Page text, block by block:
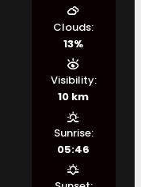
Clouds:
13%
Visibility:
10 km
Sunrise:
05:46